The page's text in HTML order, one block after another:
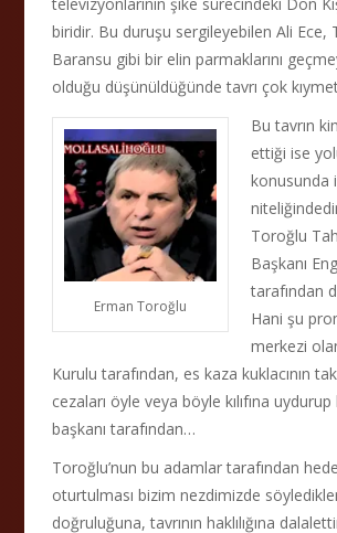
biridir. Bu duruşu sergileyebilen Ali Ece,
Baransu gibi bir elin parmaklarını
olduğu düşünüldüğünde tavrı çok
Erman Toroğlu
Bu tavrın
ettiği ise
konusunda
Toroğlu
Başkanı
tarafından
Hani şu
merkezi
Kurulu tarafından, es kaza kuklacının
cezaları öyle veya böyle kılıfına
başkanı tarafından…
Toroğlu’nun bu adamlar tarafından
oturtulması bizim nezdimizde
doğruluğuna, tavrının haklılığına